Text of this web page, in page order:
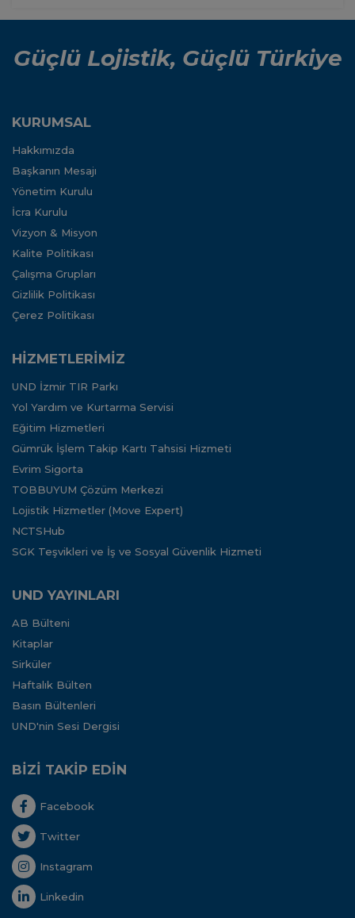
Güçlü Lojistik, Güçlü Türkiye
KURUMSAL
Hakkımızda
Başkanın Mesajı
Yönetim Kurulu
İcra Kurulu
Vizyon & Misyon
Kalite Politikası
Çalışma Grupları
Gizlilik Politikası
Çerez Politikası
HİZMETLERİMİZ
UND İzmir TIR Parkı
Yol Yardım ve Kurtarma Servisi
Eğitim Hizmetleri
Gümrük İşlem Takip Kartı Tahsisi Hizmeti
Evrim Sigorta
TOBBUYUM Çözüm Merkezi
Lojistik Hizmetler (Move Expert)
NCTSHub
SGK Teşvikleri ve İş ve Sosyal Güvenlik Hizmeti
UND YAYINLARI
AB Bülteni
Kitaplar
Sirküler
Haftalık Bülten
Basın Bültenleri
UND'nin Sesi Dergisi
BİZİ TAKİP EDİN
Facebook
Twitter
Instagram
Linkedin